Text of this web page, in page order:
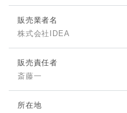
販売業者名
株式会社IDEA
販売責任者
斎藤一
所在地